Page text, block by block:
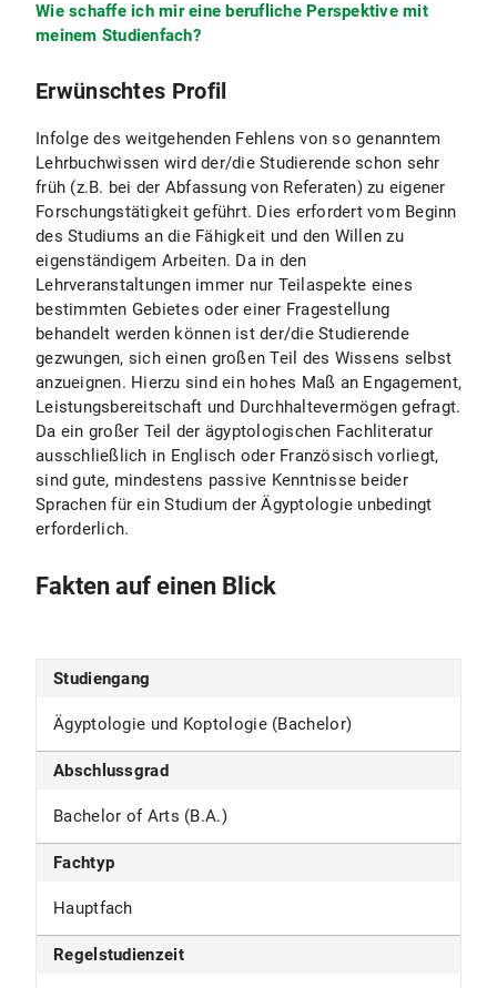
Wie schaffe ich mir eine berufliche Perspektive mit
meinem Studienfach?
Erwünschtes Profil
Infolge des weitgehenden Fehlens von so genanntem
Lehrbuchwissen wird der/die Studierende schon sehr
früh (z.B. bei der Abfassung von Referaten) zu eigener
Forschungstätigkeit geführt. Dies erfordert vom Beginn
des Studiums an die Fähigkeit und den Willen zu
eigenständigem Arbeiten. Da in den
Lehrveranstaltungen immer nur Teilaspekte eines
bestimmten Gebietes oder einer Fragestellung
behandelt werden können ist der/die Studierende
gezwungen, sich einen großen Teil des Wissens selbst
anzueignen. Hierzu sind ein hohes Maß an Engagement,
Leistungsbereitschaft und Durchhaltevermögen gefragt.
Da ein großer Teil der ägyptologischen Fachliteratur
ausschließlich in Englisch oder Französisch vorliegt,
sind gute, mindestens passive Kenntnisse beider
Sprachen für ein Studium der Ägyptologie unbedingt
erforderlich.
Fakten auf einen Blick
Studiengang
Ägyptologie und Koptologie (Bachelor)
Abschlussgrad
Bachelor of Arts (B.A.)
Fachtyp
Hauptfach
Regelstudienzeit